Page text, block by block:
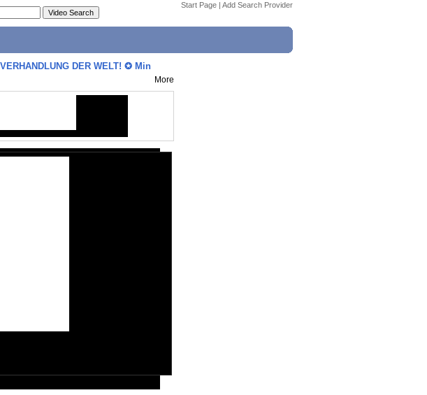
Start Page | Add Search Provider
DER WELT! ✪ Min
More